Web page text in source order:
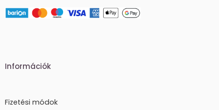
Információk
Fizetési módok